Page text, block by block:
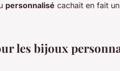
personnalisé cachait en fait
les bijoux